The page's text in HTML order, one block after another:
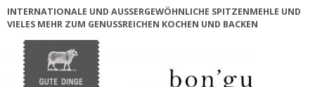
INTERNATIONALE UND AUSSERGEWÖHNLICHE SPITZENMEHLE UND V
IELES MEHR ZUM GENUSSREICHEN KOCHEN UND BACKEN